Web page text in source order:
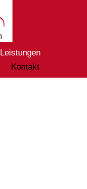
Leistungen
Kontakt